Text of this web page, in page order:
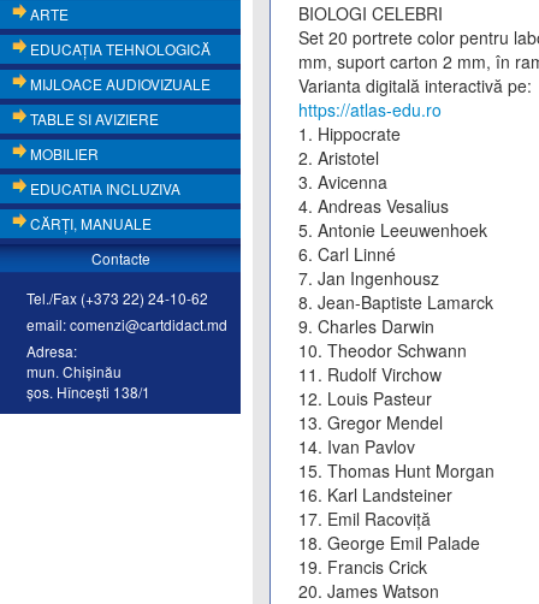
ARTE
EDUCAŢIA TEHNOLOGICĂ
MIJLOACE AUDIOVIZUALE
TABLE SI AVIZIERE
MOBILIER
EDUCATIA INCLUZIVA
CĂRŢI, MANUALE
Contacte
Tel./Fax (+373 22) 24-10-62
email: comenzi@cartdidact.md
Adresa:
mun. Chişinău
şos. Hînceşti 138/1
BIOLOGI CELEBRI
Set 20 portrete color pentru
mm, suport carton 2 mm, în
Varianta digitală interactivă pe:
https://atlas-edu.ro
1. Hippocrate
2. Aristotel
3. Avicenna
4. Andreas Vesalius
5. Antonie Leeuwenhoek
6. Carl Linné
7. Jan Ingenhousz
8. Jean-Baptiste Lamarck
9. Charles Darwin
10. Theodor Schwann
11. Rudolf Virchow
12. Louis Pasteur
13. Gregor Mendel
14. Ivan Pavlov
15. Thomas Hunt Morgan
16. Karl Landsteiner
17. Emil Racoviță
18. George Emil Palade
19. Francis Crick
20. James Watson